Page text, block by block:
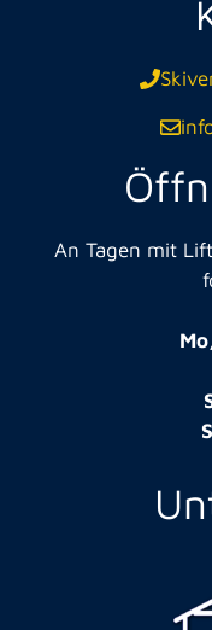
An Tagen mit